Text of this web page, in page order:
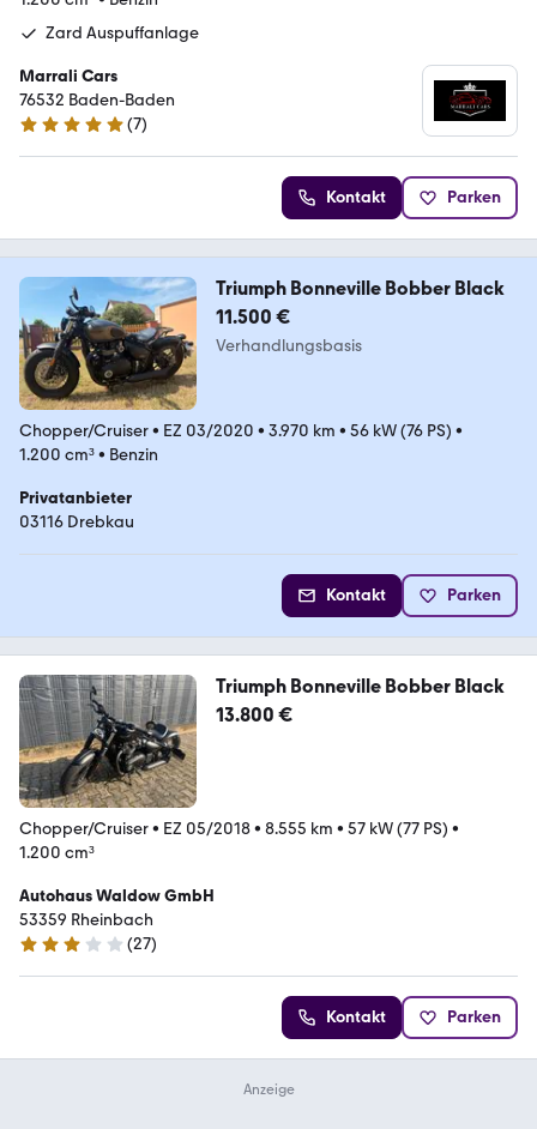
Zard Auspuffanlage
Marrali Cars
76532 Baden-Baden
5 Sterne
(7)
Kontakt Parken
Triumph Bonneville Bobber Black
11.500 €
Verhandlungsbasis
Chopper/Cruiser• EZ 03/2020 • 3.970 km • 56 kW (76 PS) •
1.200 cm³• Benzin
Privatanbieter
03116 Drebkau
Kontakt Parken
Triumph Bonneville Bobber Black
13.800 €
Chopper/Cruiser• EZ 05/2018• 8.555 km • 57 kW (77 PS) •
1.200 cm³
Autohaus Waldow GmbH
53359 Rheinbach
3 Sterne
(27)
Kontakt Parken